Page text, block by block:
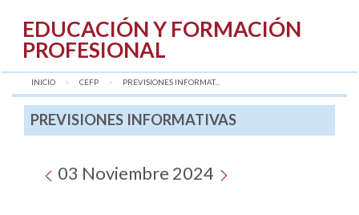
EDUCACIÓN Y FORMACIÓN
PROFESIONAL
INICIO CEFP AQUÍ:
PREVISIONES INFORMAT...
PREVISIONES INFORMATIVAS
03 Noviembre 2024